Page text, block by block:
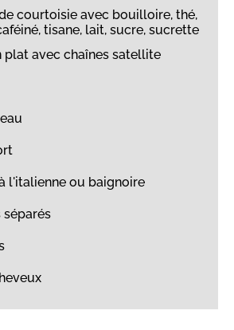
courtoisie avec bouilloire, thé,
tisane, lait, sucre, sucrette
plat avec chaînes satellite
l'italienne ou baignoire